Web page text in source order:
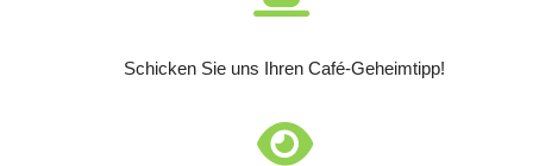
Schicken Sie uns Ihren Café-Geheimtipp!